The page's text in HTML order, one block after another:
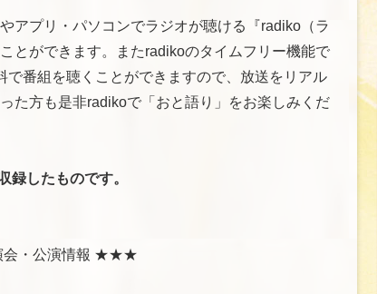
アプリ・パソコンでラジオが聴ける『radiko（ラ
とができます。またradikoのタイムフリー機能で
で番組を聴くことができますので、放送をリアル
た方も是非radikoで「おと語り」をお楽しみくだ
録したものです。
・公演情報 ★★★